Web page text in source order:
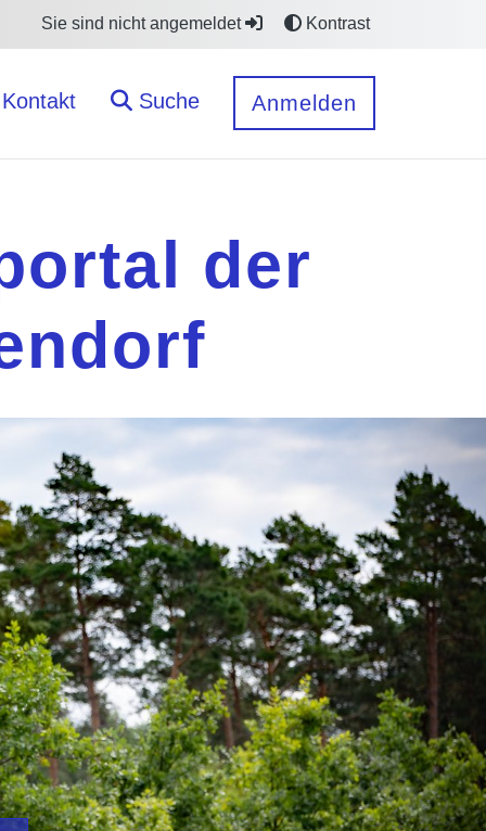
Sie sind nicht angemeldet Kontrast
Kontakt Suche Anmelden
der